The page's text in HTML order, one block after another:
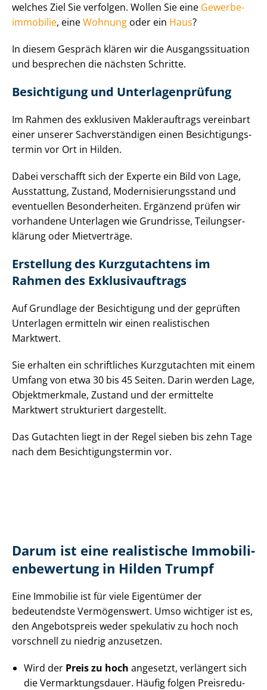
welches Ziel Sie verfolgen. Wollen Sie eine Ge­wer­be­
im­mo­bi­lie, eineWohnung oder ein Haus?
In diesem Gespräch klären wir die Aus­gangs­si­tua­ti­on
und besprechen die nächsten Schritte.
Besichtigung und Un­ter­la­gen­prü­fung
Im Rahmen des exklusiven Maklerauftrags vereinbart
einer unserer Sach­ver­stän­di­gen einen Be­sich­ti­gungs­
ter­min vor Ort in Hilden.
Dabei verschafft sich der Experte ein Bild von Lage,
Ausstattung, Zustand, Mo­der­ni­sie­rungs­stand und
eventuellen Besonderheiten. Ergänzend prüfen wir
vorhandene Unterlagen wie Grundrisse, Tei­lungs­er­
klä­rung oder Mietverträge.
Erstellung des Kurzgutachtens im
Rahmen des Ex­klu­siv­auf­trags
Auf Grundlage der Besichtigung und der geprüften
Unterlagen ermitteln wir einen realistischen
Marktwert.
Sie erhalten ein schriftliches Kurzgutachten mit einem
Umfang von etwa 30 bis 45 Seiten. Darin werden Lage,
Objektmerkmale, Zustand und der ermittelte
Marktwert strukturiert dargestellt.
Das Gutachten liegt in der Regel sieben bis zehn Tage
nach dem Be­sich­ti­gungs­ter­min vor.
Darum ist eine realistische Im­mo­bi­li­
en­be­wer­tung in Hilden Trumpf
Eine Immobilie ist für viele Eigentümer der
bedeutendste Vermögenswert. Umso wichtiger ist es,
den Angebotspreis weder spekulativ zu hoch noch
vorschnell zu niedrig anzusetzen.
Wird der Preis zu hoch angesetzt, verlängert sich
die Ver­mark­tungs­dau­er. Häufig folgen Preis­re­du­